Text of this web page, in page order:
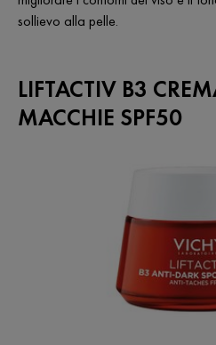
sollievo alla pelle.
LIFTACTIV B3
MACCHIE SPF50